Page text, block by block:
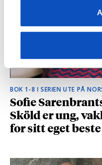
BOK 1-8 I SERIEN UTE PÅ
Sofie
Sköld er ung,
for sitt eget beste